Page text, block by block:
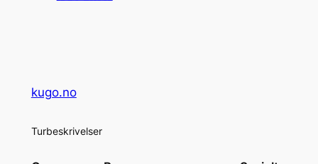
kugo.no
Turbeskrivelser